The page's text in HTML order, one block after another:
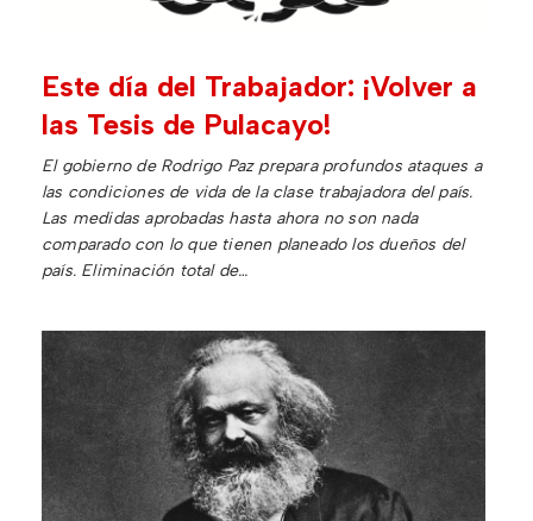
Este día del Trabajador: ¡Volver a
las Tesis de Pulacayo!
El gobierno de Rodrigo Paz prepara profundos ataques a
las condiciones de vida de la clase trabajadora del país.
Las medidas aprobadas hasta ahora no son nada
comparado con lo que tienen planeado los dueños del
país. Eliminación total de…